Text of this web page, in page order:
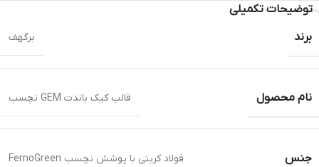
توضیحات تکمیلی
برند
برگهف
نام محصول قالب کیک باندت GEM نچسب
جنس فولاد کربنی با پوشش نچسب FernoGreen